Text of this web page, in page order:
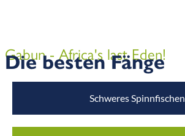
Gabun - Africa's last Eden!
Die besten Fänge
Schweres Spinnfischen